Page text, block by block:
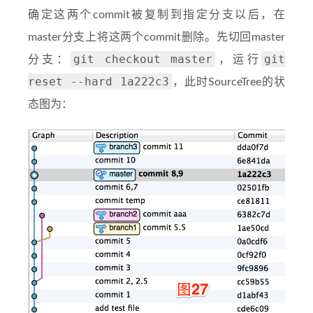
确定这两个commit被复制到指定分支以后，在
master分支上将这两个commit删除。先切回master
分支：
git checkout master ，运行 git
reset --hard 1a222c3 ，此时SourceTree的状
态图为：